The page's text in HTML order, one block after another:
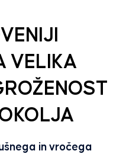
VELIKA
in vročega